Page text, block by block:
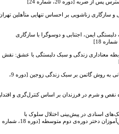
ضربه [دوره 20، شماره 24]
زناشویی بر احساس تنهایی متأهلین تهران
ایمن، اجتنابی و دوسوگرا با سازگاری
معناداری زندگی و سبک دلبستگی با عشق: نقش
اثربخشی آموزش زوج‌درمانی به روش گاتمن بر سبک زندگی زوجین [دوره 9،
و شرم در فرزندان بر اساس کنترل‌گری و اقتدار
اسنادی در پیش‌بینی اختلال سلوک با
واسطه‌گری سبک‌های هویت در بین دانش‌آموزان دختر دوره‌ی دوم متوسطه [دوره 18، شماره